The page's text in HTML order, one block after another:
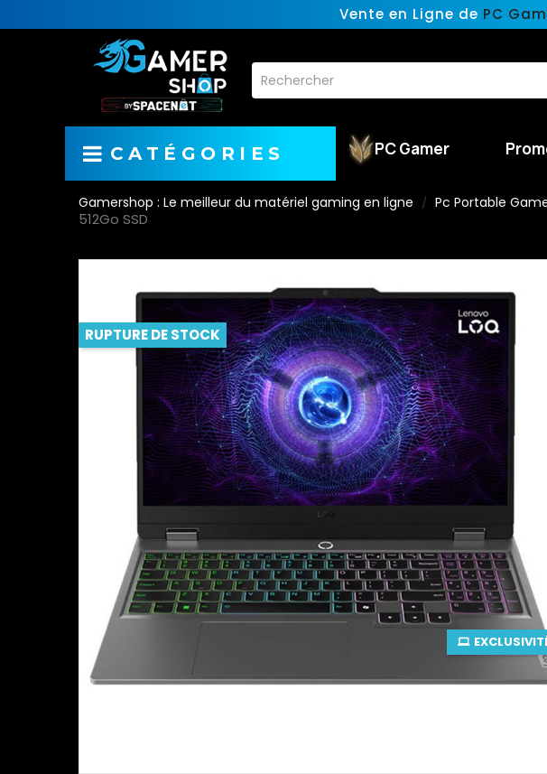
Vente en Ligne de PC
CATÉGORIES PC Gamer
Gamershop : Le meilleur du matériel gaming en ligne Pc Portable
512Go SSD
RUPTURE DE STOCK